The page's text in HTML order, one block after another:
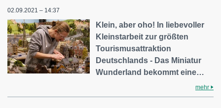
02.09.2021 – 14:37
Klein, aber oho! In liebevoller
Kleinstarbeit zur größten
Tourismusattraktion
Deutschlands - Das Miniatur
Wunderland bekommt eine…
mehr